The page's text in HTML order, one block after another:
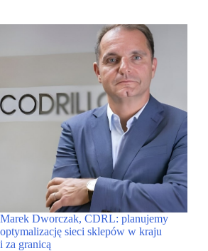
Marek Dworczak, CDRL: planujemy
optymalizację sieci sklepów w kraju
i za granicą